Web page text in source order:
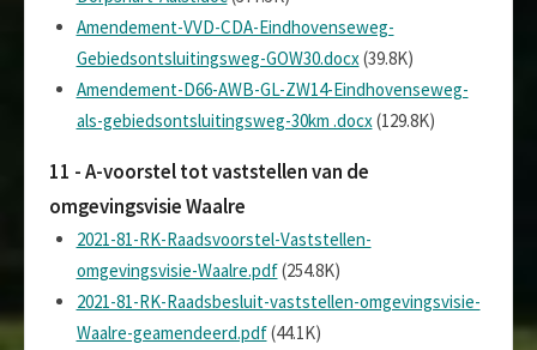
Amendement-VVD-CDA-Eindhovenseweg-
Gebiedsontsluitingsweg-GOW30.docx (39.8K)
Amendement-D66-AWB-GL-ZW14-Eindhovenseweg-
als-gebiedsontsluitingsweg-30km .docx (129.8K)
11 - A-voorstel tot vaststellen van de
omgevingsvisie Waalre
2021-81-RK-Raadsvoorstel-Vaststellen-
omgevingsvisie-Waalre.pdf(254.8K)
2021-81-RK-Raadsbesluit-vaststellen-omgevingsvisie-
Waalre-geamendeerd.pdf(44.1K)